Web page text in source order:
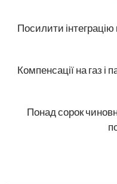
Посилити інтеграцію
Компенсації на газ і
Понад сорок